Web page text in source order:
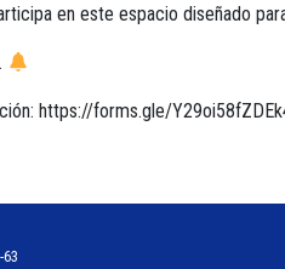
en este espacio diseñado
https://forms.gle/
63